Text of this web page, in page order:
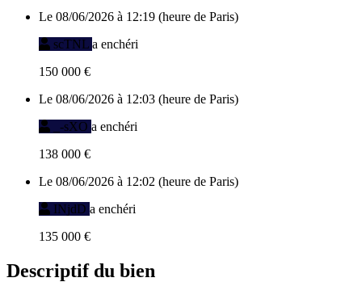
Le 08/06/2026 à 12:19 (heure de Paris)
scTNL a enchéri
150 000 €
Le 08/06/2026 à 12:03 (heure de Paris)
_-sXO a enchéri
138 000 €
Le 08/06/2026 à 12:02 (heure de Paris)
INjdD a enchéri
135 000 €
Descriptif du bien